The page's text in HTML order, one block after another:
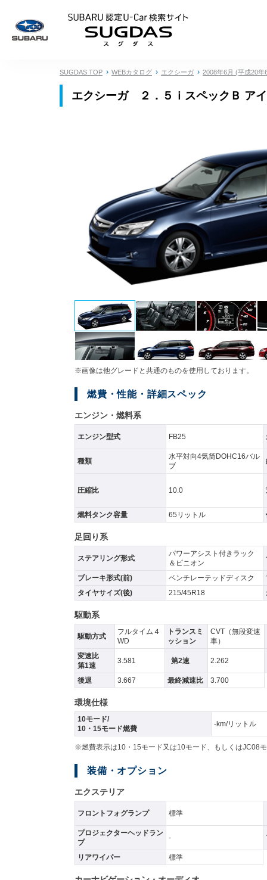
SUGDAS TOP WEBカタログ エクシーガ 2008年6月 (平成20
エクシーガ ２．５ｉスペックＢ ア
※画像は他グレードと共通のものを使用しております。
燃費・性能・詳細スペック
エンジン・燃料系
エンジン型式 FB25
種類
水平対向4気筒DOHC16バル
ブ
圧縮比 10.0
燃料タンク容量 65リットル
足回り系
ステアリング形式
パワーアシスト付きラック
＆ピニオン
ブレーキ形式(前) ベンチレーテッドディスク
タイヤサイズ(後)
215/45R18
駆動系
駆動方式
フルタイム４
WD
トランスミ
ッション
CVT（無段変速
車）
変速比
第1速
3.581 第2速 2.262
後退 3.667 最終減速比 3.700
環境仕様
10モード/
10・15モード燃費
-km/リットル
※燃費表示は10・15モード又は10モード、もしくはJC08
装備・オプション
エクステリア
フロントフォグランプ 標準
プロジェクターヘッドラン
プ
-
リアワイパー 標準